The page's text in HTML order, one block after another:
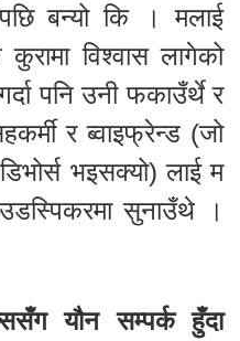
बन्यो कि । मलाई
विश्वास लागेको
पनि उनी फकाउँर्थे र
र ब्वाइफ्रेन्ड (जो
भइसक्यो) लाई म
सुनाउँथे ।
यौन सम्पर्क हुँदा